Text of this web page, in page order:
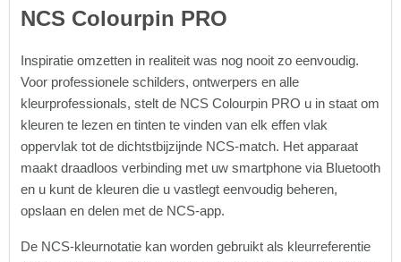
NCS Colourpin PRO
Inspiratie omzetten in realiteit was nog nooit zo eenvoudig.
Voor professionele schilders, ontwerpers en alle
kleurprofessionals, stelt de NCS Colourpin PRO u in staat om
kleuren te lezen en tinten te vinden van elk effen vlak
oppervlak tot de dichtstbijzijnde NCS-match. Het apparaat
maakt draadloos verbinding met uw smartphone via Bluetooth
en u kunt de kleuren die u vastlegt eenvoudig beheren,
opslaan en delen met de NCS-app.
De NCS-kleurnotatie kan worden gebruikt als kleurreferentie